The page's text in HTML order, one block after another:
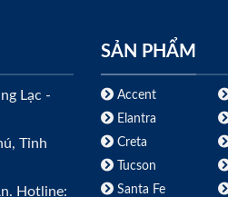
Lạc -
Tỉnh
Hotline:
SẢN PHẨM
Accent
Elantra
Creta
Tucson
Santa Fe